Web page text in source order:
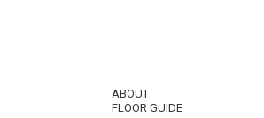
ABOUT
FLOOR GUIDE